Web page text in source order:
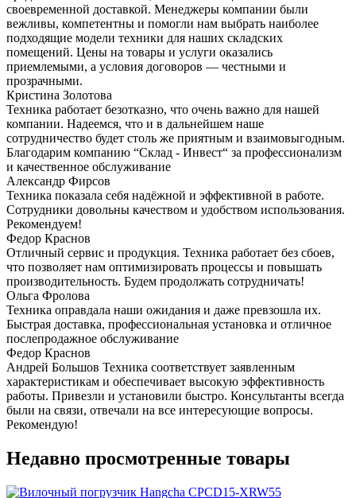
своевременной доставкой. Менеджеры компании были
вежливы, компетентны и помогли нам выбрать наиболее
подходящие модели техники для наших складских
помещений. Цены на товары и услуги оказались
приемлемыми, а условия договоров — честными и
прозрачными.
Кристина Золотова
Техника работает безотказно, что очень важно для нашей
компании. Надеемся, что и в дальнейшем наше
сотрудничество будет столь же приятным и взаимовыгодным.
Благодарим компанию “Склад - Инвест“ за профессионализм
и качественное обслуживание
Александр Фирсов
Техника показала себя надёжной и эффективной в работе.
Сотрудники довольны качеством и удобством использования.
Рекомендуем!
Федор Краснов
Отличный сервис и продукция. Техника работает без сбоев,
что позволяет нам оптимизировать процессы и повышать
производительность. Будем продолжать сотрудничать!
Ольга Фролова
Техника оправдала наши ожидания и даже превзошла их.
Быстрая доставка, профессиональная установка и отличное
послепродажное обслуживание
Федор Краснов
Андрей Большов Техника соответствует заявленным
характеристикам и обеспечивает высокую эффективность
работы. Привезли и установили быстро. Консультанты всегда
были на связи, отвечали на все интересующие вопросы.
Рекомендую!
Недавно просмотренные товары